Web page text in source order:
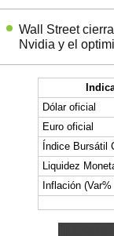
Wall Street
Nvidia y el
Dólar oficial
Euro oficial
Índice Bursátil
Liquidez
Inflación